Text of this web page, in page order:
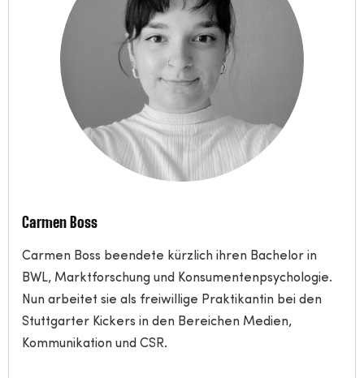
Carmen Boss
Carmen Boss beendete kürzlich ihren Bachelor in
BWL, Marktforschung und Konsumentenpsychologie.
Nun arbeitet sie als freiwillige Praktikantin bei den
Stuttgarter Kickers in den Bereichen Medien,
Kommunikation und CSR.